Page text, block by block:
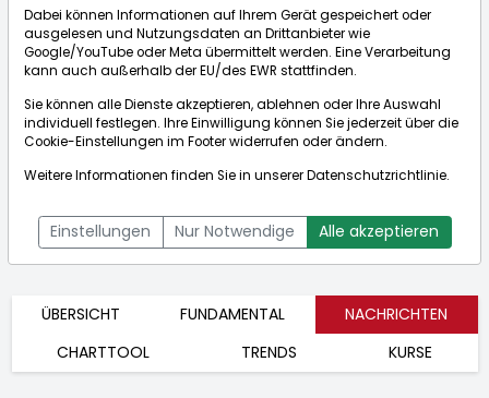
Börse:
US1491231015]
Aktienkurse
Bid:728,600€Ask:730,000€
ÜBERSICHT FUNDAMENTAL
NACHRICHTEN
CHARTTOOL
TRENDS KURSE
Dabei können Informationen auf Ihrem Gerät gespeichert oder
ausgelesen und Nutzungsdaten an Drittanbieter wie
Google/YouTube oder Meta übermittelt werden. Eine Verarbeitung
kann auch außerhalb der EU/des EWR stattfinden.
Sie können alle Dienste akzeptieren, ablehnen oder Ihre Auswahl
individuell festlegen. Ihre Einwilligung können Sie jederzeit über die
Cookie-Einstellungen im Footer widerrufen oder ändern.
Weitere Informationen finden Sie in unsererDatenschutzrichtlinie.
Einstellungen Nur Notwendige Alle akzeptieren